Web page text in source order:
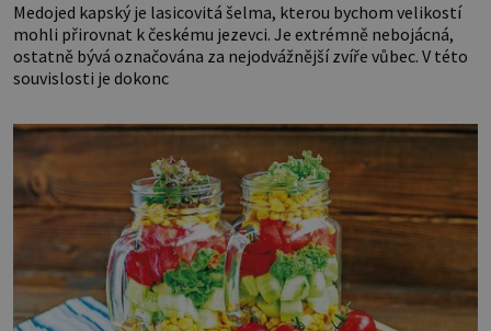
Medojed kapský je lasicovitá šelma, kterou bychom velikostí
mohli přirovnat k českému jezevci. Je extrémně nebojácná,
ostatně bývá označována za nejodvážnější zvíře vůbec. V této
souvislosti je dokonc